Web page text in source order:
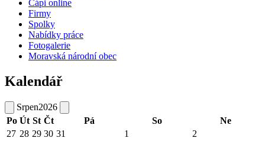
Čápi online
Firmy
Spolky
Nabídky práce
Fotogalerie
Moravská národní obec
Kalendář
Srpen2026
Po Út St Čt Pá So
Ne
27 28 29 30 31 1 2